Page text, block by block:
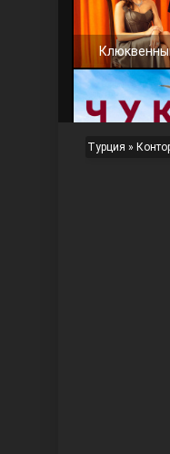
Турция »